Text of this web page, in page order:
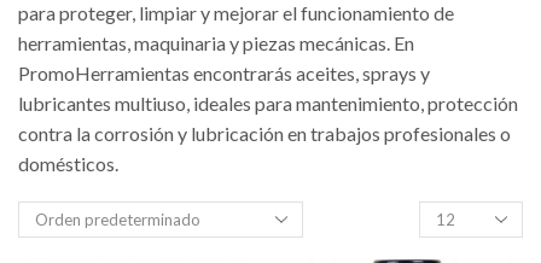
para proteger, limpiar y mejorar el funcionamiento de
herramientas, maquinaria y piezas mecánicas. En
PromoHerramientas encontrarás aceites, sprays y
lubricantes multiuso, ideales para mantenimiento, protección
contra la corrosión y lubricación en trabajos profesionales o
domésticos.
Productos
por